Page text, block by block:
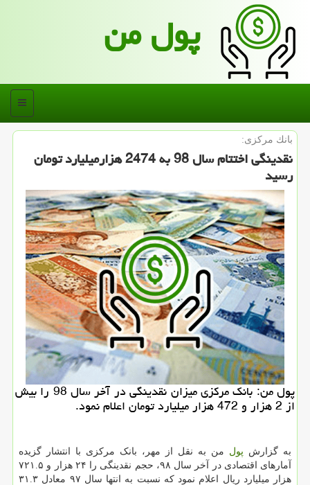
پول من
منو
بانك مركزی:
نقدینگی اختتام سال 98 به 2474 هزارمیلیارد تومان
رسید
پول من: بانك مركزی میزان نقدینگی در آخر سال 98 را بیش
از 2 هزار و 472 هزار میلیارد تومان اعلام نمود.
به گزارش پول من به نقل از مهر، بانک مرکزی با انتشار گزیده
آمارهای اقتصادی در آخر سال ۹۸، حجم نقدینگی را ۲۴ هزار و ۷۲۱.۵
هزار میلیارد ریال اعلام نمود که نسبت به انتها سال ۹۷ معادل ۳۱.۳